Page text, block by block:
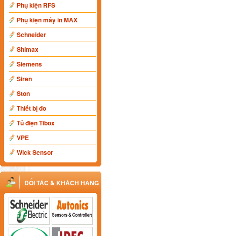
Phụ kiện RFS
Phụ kiện máy in MAX
Schneider
Shimax
Siemens
Siren
Ston
Thiết bị đo
Tủ điện Tibox
VPE
Wick Sensor
ĐỐI TÁC & KHÁCH HÀNG